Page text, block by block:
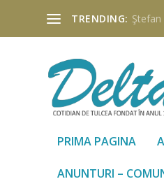
TRENDING:
PRIMA PAGINA
ANUNTURI –